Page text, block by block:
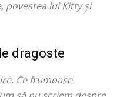
povestea lui Kitty și
dragoste
Ce frumoase